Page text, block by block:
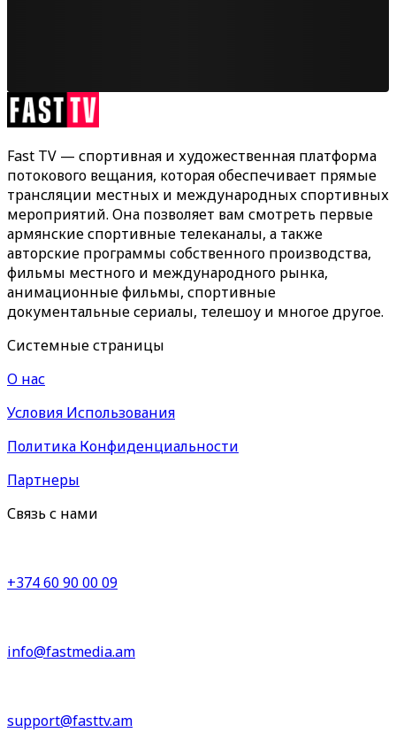
Fast TV — спортивная и художественная платформа
потокового вещания, которая обеспечивает прямые
трансляции местных и международных спортивных
мероприятий. Она позволяет вам смотреть первые
армянские спортивные телеканалы, а также
авторские программы собственного производства,
фильмы местного и международного рынка,
анимационные фильмы, спортивные
документальные сериалы, телешоу и многое другое.
Системные страницы
О нас
Условия Использования
Политика Конфиденциальности
Партнеры
Связь с нами
+374 60 90 00 09
info@fastmedia.am
support@fasttv.am